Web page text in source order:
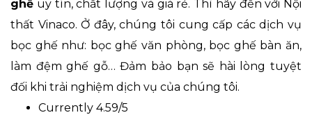
ghế uy tín, chất lượng và giá rẻ. Thì hãy đến với Nội
thất Vinaco. Ở đây, chúng tôi cung cấp các dịch vụ
bọc ghế như: bọc ghế văn phòng, bọc ghế bàn ăn,
làm đệm ghế gỗ… Đảm bảo bạn sẽ hài lòng tuyệt
đối khi trải nghiệm dịch vụ của chúng tôi.
Currently 4.59/5